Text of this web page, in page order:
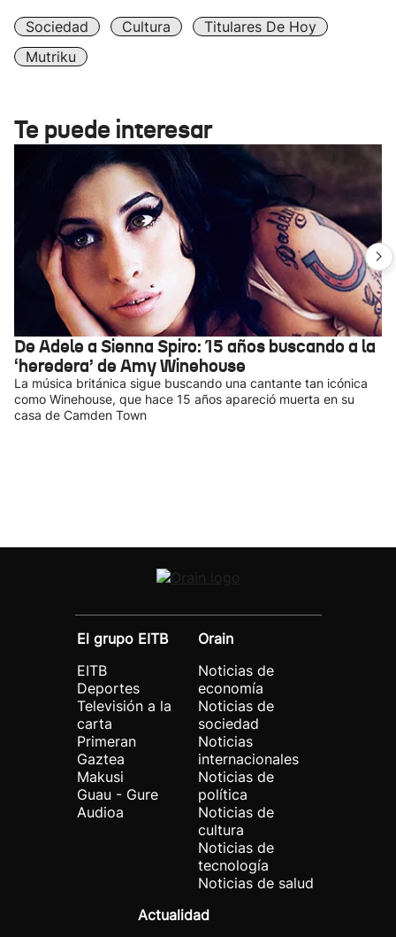
Sociedad Cultura
Titulares De Hoy
Mutriku
Te puede interesar
De Adele a Sienna Spiro: 15 años buscando a la
‘heredera’ de Amy Winehouse
La música británica sigue buscando una cantante tan icónica
como Winehouse, que hace 15 años apareció muerta en su
casa de Camden Town
El grupo EITB
EITB
Deportes
Televisión a la
carta
Primeran
Gaztea
Makusi
Guau - Gure
Audioa
Orain
Noticias de
economía
Noticias de
sociedad
Noticias
internacionales
Noticias de
política
Noticias de
cultura
Noticias de
tecnología
Noticias de salud
Actualidad